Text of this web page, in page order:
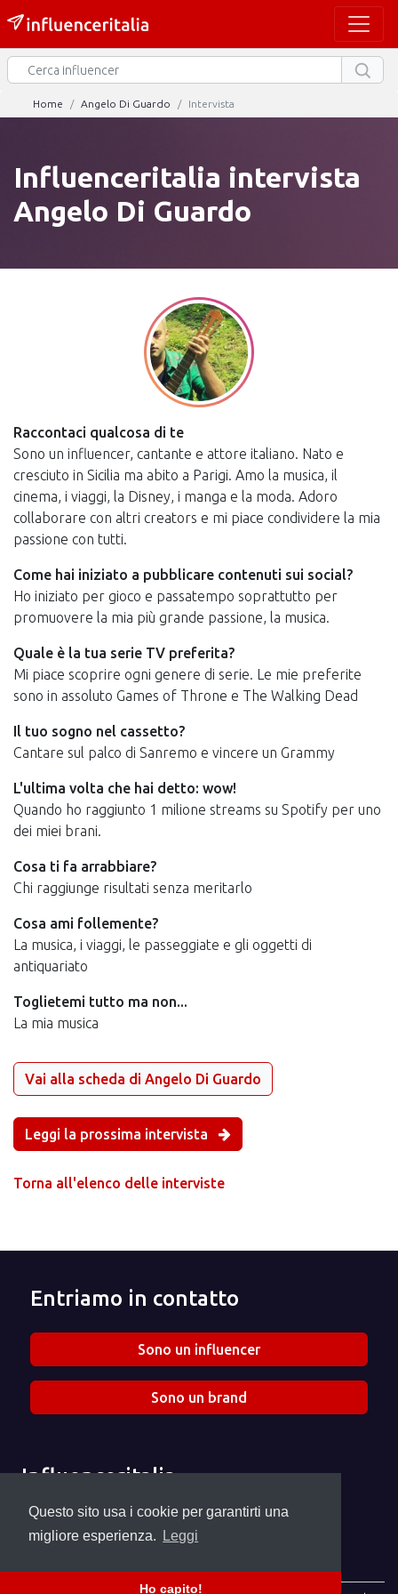
Questo sito usa i cookie per garantirti una
migliore esperienza.
Leggi
Ho capito!
Home Angelo Di Guardo Intervista
Influenceritalia intervista
Angelo Di Guardo
Raccontaci qualcosa di te
Sono un influencer, cantante e attore italiano. Nato e
cresciuto in Sicilia ma abito a Parigi. Amo la musica, il
cinema, i viaggi, la Disney, i manga e la moda. Adoro
collaborare con altri creators e mi piace condividere la mia
passione con tutti.
Come hai iniziato a pubblicare contenuti sui social?
Ho iniziato per gioco e passatempo soprattutto per
promuovere la mia più grande passione, la musica.
Quale è la tua serie TV preferita?
Mi piace scoprire ogni genere di serie. Le mie preferite
sono in assoluto Games of Throne e The Walking Dead
Il tuo sogno nel cassetto?
Cantare sul palco di Sanremo e vincere un Grammy
L'ultima volta che hai detto: wow!
Quando ho raggiunto 1 milione streams su Spotify per uno
dei miei brani.
Cosa ti fa arrabbiare?
Chi raggiunge risultati senza meritarlo
Cosa ami follemente?
La musica, i viaggi, le passeggiate e gli oggetti di
antiquariato
Toglietemi tutto ma non...
La mia musica
Vai alla scheda di Angelo Di Guardo
Leggi la prossima intervista
Torna all'elenco delle interviste
Entriamo in contatto
Sono un influencer
Sono un brand
Influenceritalia
Chi siamo
Seguici su Instagram